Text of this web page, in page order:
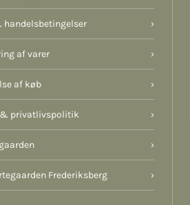
handelsbetingelser ›
af varer ›
af køb ›
privatlivspolitik ›
›
Frederiksberg ›